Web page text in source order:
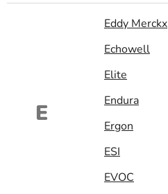
E
Eddy Merckx
Echowell
Elite
Endura
Ergon
ESI
EVOC